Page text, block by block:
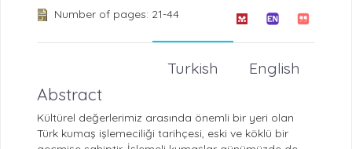
Number of pages: 21-44
English
Turkish
Abstract
Kültürel değerlerimiz arasında önemli bir yeri olan
Türk kumaş işlemeciliği tarihçesi, eski ve köklü bir